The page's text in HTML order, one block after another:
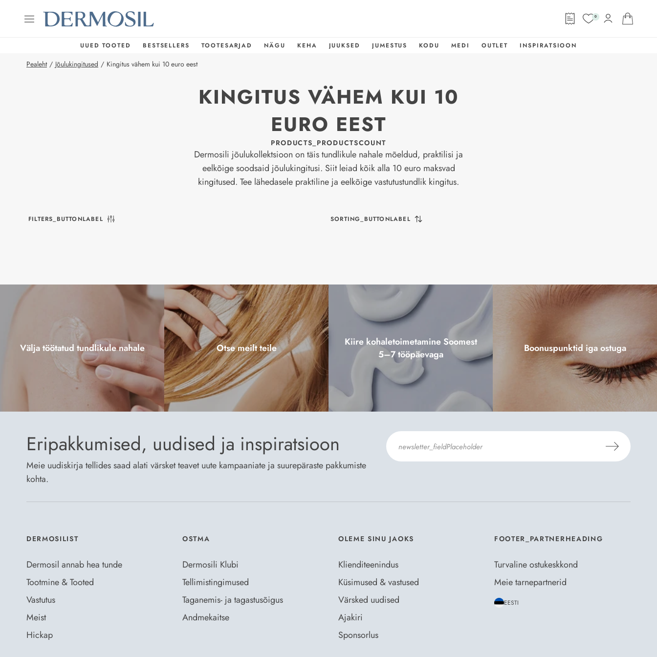
0
UUED TOOTED BESTSELLERS TOOTESARJAD NÄGU KEHA JUUKSED JUMESTUS KODU MEDI OUTLET INSPIRATSIOON
Pealeht / Jõulukingitused / Kingitus vähem kui 10 euro eest
KINGITUS VÄHEM KUI 10
EURO EEST
PRODUCTS_PRODUCTSCOUNT
Dermosili jõulukollektsioon on täis tundlikule nahale mõeldud, praktilisi ja
eelkõige soodsaid jõulukingitusi. Siit leiad kõik alla 10 euro maksvad
kingitused. Tee lähedasele praktiline ja eelkõige vastutustundlik kingitus.
FILTERS_BUTTONLABEL SORTING_BUTTONLABEL
Välja töötatud tundlikule nahale Otse meilt teile
Kiire kohaletoimetamine Soomest
5–7 tööpäevaga
Boonuspunktid iga ostuga
Eripakkumised, uudised ja inspiratsioon
Meie uudiskirja tellides saad alati värsket teavet uute kampaaniate ja suurepäraste pakkumiste
kohta.
DERMOSILIST
Dermosil annab hea tunde
Tootmine & Tooted
Vastutus
Meist
Hickap
OSTMA
Dermosili Klubi
Tellimistingimused
Taganemis- ja tagastusõigus
Andmekaitse
OLEME SINU JAOKS
Klienditeenindus
Küsimused & vastused
Värsked uudised
Ajakiri
Sponsorlus
FOOTER_PARTNERHEADING
Turvaline ostukeskkond
Meie tarnepartnerid
EESTI